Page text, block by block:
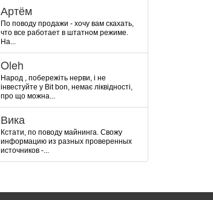
Артём
По поводу продажи - хочу вам скахать,
что все работает в штатном режиме.
На...
Oleh
Народ , побережіть нерви, і не
інвестуйте у Bit bon, немає ліквідності,
про що можна...
Вика
Кстати, по поводу майнинга. Свожу
информацию из разных проверенных
источников -...